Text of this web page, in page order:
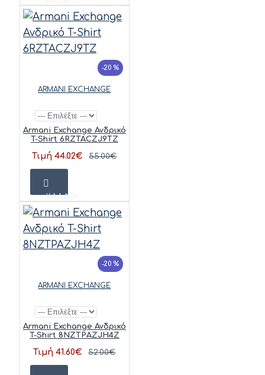
-20 %
ARMANI EXCHANGE
Armani Exchange Ανδρικό
T-Shirt 6RZTACZJ9TZ
Τιμή 44.02€ 55.00€
ΚΑΛΆΘΙ
-20 %
ARMANI EXCHANGE
Armani Exchange Ανδρικό
T-Shirt 8NZTPAZJH4Z
Τιμή 41.60€ 52.00€